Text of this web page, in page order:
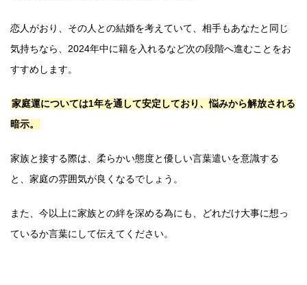
恋人がおり、その人との結婚を考えていて、相手もあなたと同じ
気持ちなら、2024年中に籍を入れるなど次の段階へ進むことをお
すすめします。
家庭運については1年を通して安定しており、悩みから解放される
暗示。
家族と接する際は、柔らかい態度と優しい言葉遣いを意識する
と、家庭の雰囲気が良くなるでしょう。
また、今以上に家族との絆を深める為にも、どれだけ大事に想っ
ているか言葉にして伝えてください。